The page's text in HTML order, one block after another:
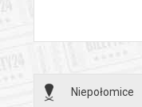
Niepołomice